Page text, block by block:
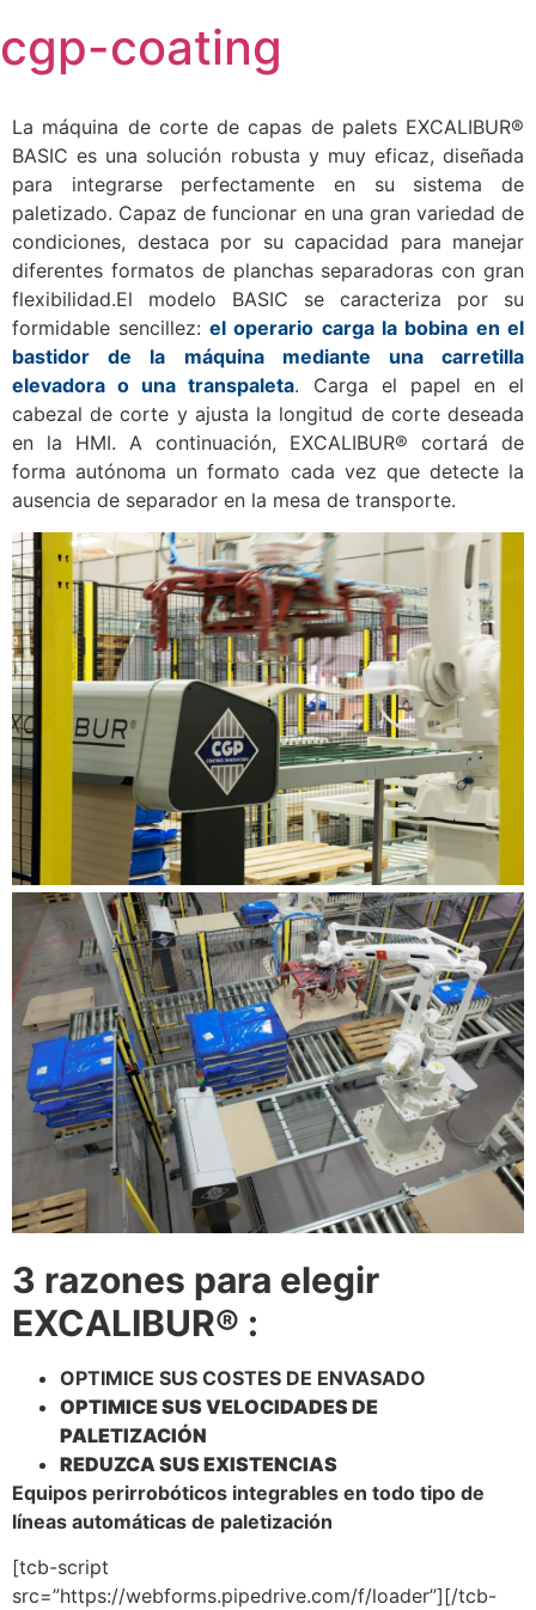
to
content
cgp-coating
La máquina de corte de capas de palets EXCALIBUR®
BASIC es una solución robusta y muy eficaz, diseñada
para integrarse perfectamente en su sistema de
paletizado. Capaz de funcionar en una gran variedad de
condiciones, destaca por su capacidad para manejar
diferentes formatos de planchas separadoras con gran
flexibilidad.El modelo BASIC se caracteriza por su
formidable sencillez: el operario carga la bobina en el
bastidor de la máquina mediante una carretilla
elevadora o una transpaleta. Carga el papel en el
cabezal de corte y ajusta la longitud de corte deseada
en la HMI. A continuación, EXCALIBUR® cortará de
forma autónoma un formato cada vez que detecte la
ausencia de separador en la mesa de transporte.
3 razones para elegir
EXCALIBUR® :
OPTIMICE SUS COSTES DE ENVASADO
OPTIMICE SUS VELOCIDADES DE
PALETIZACIÓN
REDUZCA SUS EXISTENCIAS
Equipos perirrobóticos integrables en todo tipo de
líneas automáticas de paletización
[tcb-script
src=”https://webforms.pipedrive.com/f/loader”][/tcb-